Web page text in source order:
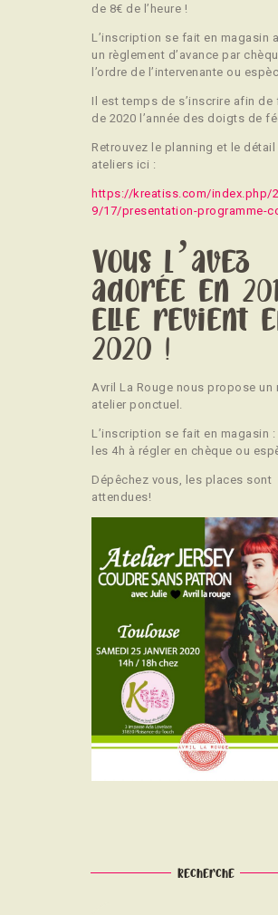
de 8€ de l’heure !
L’inscription se fait en magasin
un règlement d’avance par
l’ordre de l’intervenante ou
Il est temps de s’inscrire afin de
de 2020 l’année des doigts de
Retrouvez le planning et le
ateliers ici :
https://kreatiss.com/index.php/
9/17/presentation-programme-
Vous l’avez
adorée en
elle revient
2020 !
Avril La Rouge nous propose un
atelier ponctuel.
L’inscription se fait en magasin :
les 4h à régler en chèque ou
Dépêchez vous, les places sont
attendues!
Recherche